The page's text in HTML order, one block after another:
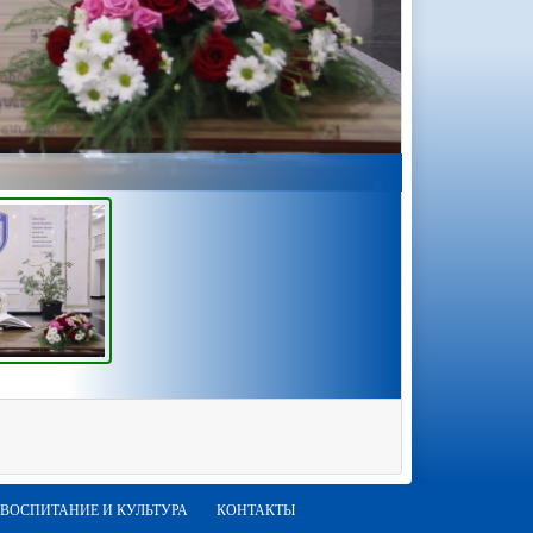
ВОСПИТАНИЕ И КУЛЬТУРА КОНТАКТЫ